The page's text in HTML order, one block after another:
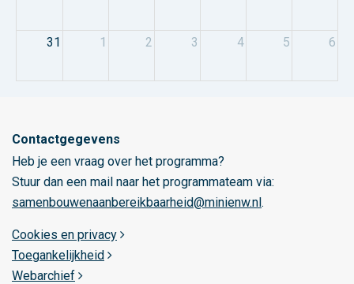
31 1 2 3 4 5 6
Contactgegevens
Heb je een vraag over het programma?
Stuur dan een mail naar het programmateam via:
samenbouwenaanbereikbaarheid@minienw.nl.
Cookies en privacy
Toegankelijkheid
Webarchief